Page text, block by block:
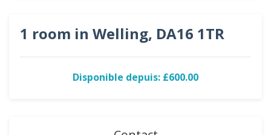
1 room in Welling, DA16 1TR
Disponible depuis: £600.00